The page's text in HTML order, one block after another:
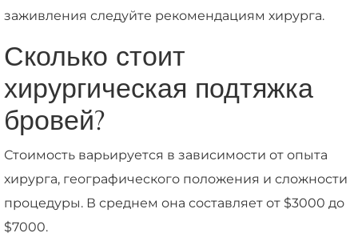
заживления следуйте рекомендациям хирурга.
Сколько стоит
хирургическая подтяжка
бровей?
Стоимость варьируется в зависимости от опыта
хирурга, географического положения и сложности
процедуры. В среднем она составляет от $3000 до
$7000.